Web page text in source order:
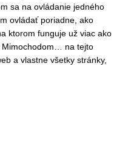
sa na ovládanie jedného
ovládať poriadne, ako
ktorom funguje už viac ako
Mimochodom… na tejto
a vlastne všetky stránky,